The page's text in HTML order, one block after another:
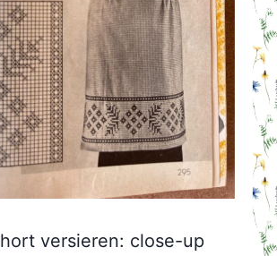
versieren: close-up